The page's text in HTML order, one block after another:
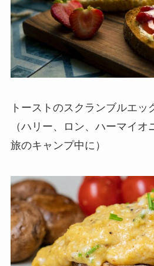
トーストのスクランブルエッ
（ハリー、ロン、ハーマイ
旅のキャンプ中に）